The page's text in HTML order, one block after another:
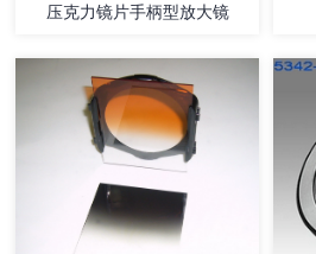
详情
压克力镜片手柄型放大镜